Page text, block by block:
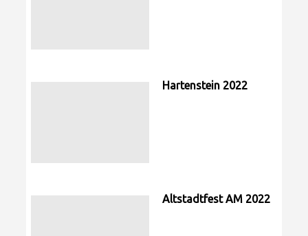
Hartenstein 2022
Altstadtfest AM 2022